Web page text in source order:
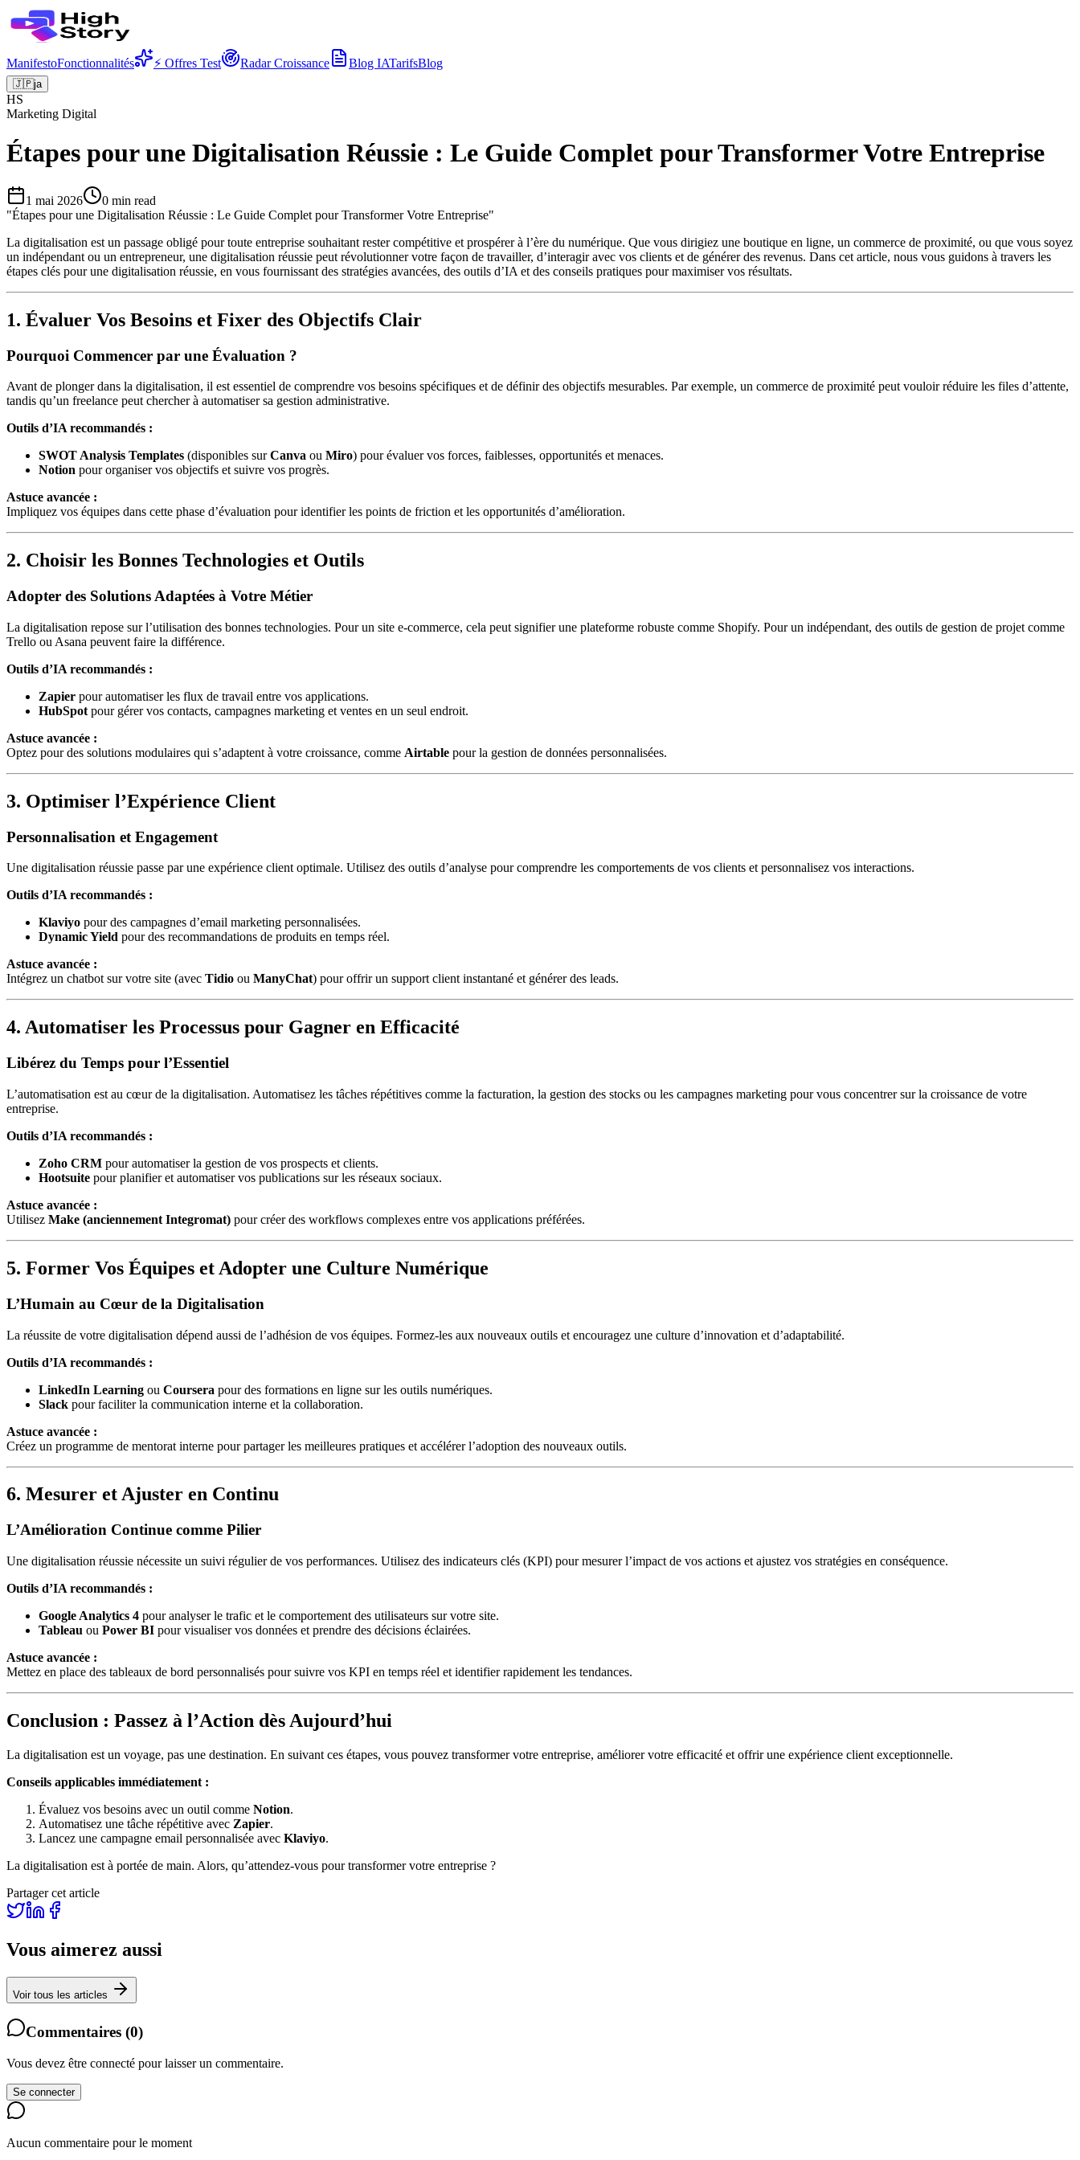
ManifestoFonctionnalités ⚡ Offres Test Radar Croissance Blog IATarifsBlog
🇯🇵ja
HS
Marketing Digital
Étapes pour une Digitalisation Réussie : Le Guide Complet pour Transformer Votre Entreprise
1 mai 2026 0 min read
"Étapes pour une Digitalisation Réussie : Le Guide Complet pour Transformer Votre Entreprise"
La digitalisation est un passage obligé pour toute entreprise souhaitant rester compétitive et prospérer à l’ère du numérique. Que vous dirigiez une boutique en ligne, un commerce de proximité, ou que vous soyez
un indépendant ou un entrepreneur, une digitalisation réussie peut révolutionner votre façon de travailler, d’interagir avec vos clients et de générer des revenus. Dans cet article, nous vous guidons à travers les
étapes clés pour une digitalisation réussie, en vous fournissant des stratégies avancées, des outils d’IA et des conseils pratiques pour maximiser vos résultats.
1. Évaluer Vos Besoins et Fixer des Objectifs Clair
Pourquoi Commencer par une Évaluation ?
Avant de plonger dans la digitalisation, il est essentiel de comprendre vos besoins spécifiques et de définir des objectifs mesurables. Par exemple, un commerce de proximité peut vouloir réduire les files d’attente,
tandis qu’un freelance peut chercher à automatiser sa gestion administrative.
Outils d’IA recommandés :
SWOT Analysis Templates (disponibles surCanva ou Miro) pour évaluer vos forces, faiblesses, opportunités et menaces.
Notion pour organiser vos objectifs et suivre vos progrès.
Astuce avancée :
Impliquez vos équipes dans cette phase d’évaluation pour identifier les points de friction et les opportunités d’amélioration.
2. Choisir les Bonnes Technologies et Outils
Adopter des Solutions Adaptées à Votre Métier
La digitalisation repose sur l’utilisation des bonnes technologies. Pour un site e-commerce, cela peut signifier une plateforme robuste comme Shopify. Pour un indépendant, des outils de gestion de projet comme
Trello ou Asana peuvent faire la différence.
Outils d’IA recommandés :
Zapier pour automatiser les flux de travail entre vos applications.
HubSpot pour gérer vos contacts, campagnes marketing et ventes en un seul endroit.
Astuce avancée :
Optez pour des solutions modulaires qui s’adaptent à votre croissance, comme Airtable pour la gestion de données personnalisées.
3. Optimiser l’Expérience Client
Personnalisation et Engagement
Une digitalisation réussie passe par une expérience client optimale. Utilisez des outils d’analyse pour comprendre les comportements de vos clients et personnalisez vos interactions.
Outils d’IA recommandés :
Klaviyo pour des campagnes d’email marketing personnalisées.
Dynamic Yield pour des recommandations de produits en temps réel.
Astuce avancée :
Intégrez un chatbot sur votre site (avec Tidio ou ManyChat) pour offrir un support client instantané et générer des leads.
4. Automatiser les Processus pour Gagner en Efficacité
Libérez du Temps pour l’Essentiel
L’automatisation est au cœur de la digitalisation. Automatisez les tâches répétitives comme la facturation, la gestion des stocks ou les campagnes marketing pour vous concentrer sur la croissance de votre
entreprise.
Outils d’IA recommandés :
Zoho CRM pour automatiser la gestion de vos prospects et clients.
Hootsuite pour planifier et automatiser vos publications sur les réseaux sociaux.
Astuce avancée :
Utilisez Make (anciennement Integromat) pour créer des workflows complexes entre vos applications préférées.
5. Former Vos Équipes et Adopter une Culture Numérique
L’Humain au Cœur de la Digitalisation
La réussite de votre digitalisation dépend aussi de l’adhésion de vos équipes. Formez-les aux nouveaux outils et encouragez une culture d’innovation et d’adaptabilité.
Outils d’IA recommandés :
LinkedIn Learning ou Coursera pour des formations en ligne sur les outils numériques.
Slack pour faciliter la communication interne et la collaboration.
Astuce avancée :
Créez un programme de mentorat interne pour partager les meilleures pratiques et accélérer l’adoption des nouveaux outils.
6. Mesurer et Ajuster en Continu
L’Amélioration Continue comme Pilier
Une digitalisation réussie nécessite un suivi régulier de vos performances. Utilisez des indicateurs clés (KPI) pour mesurer l’impact de vos actions et ajustez vos stratégies en conséquence.
Outils d’IA recommandés :
Google Analytics 4 pour analyser le trafic et le comportement des utilisateurs sur votre site.
Tableau ou Power BI pour visualiser vos données et prendre des décisions éclairées.
Astuce avancée :
Mettez en place des tableaux de bord personnalisés pour suivre vos KPI en temps réel et identifier rapidement les tendances.
Conclusion : Passez à l’Action dès Aujourd’hui
La digitalisation est un voyage, pas une destination. En suivant ces étapes, vous pouvez transformer votre entreprise, améliorer votre efficacité et offrir une expérience client exceptionnelle.
Conseils applicables immédiatement :
Évaluez vos besoins avec un outil comme Notion.
Automatisez une tâche répétitive avec Zapier.
Lancez une campagne email personnalisée avec Klaviyo.
La digitalisation est à portée de main. Alors, qu’attendez-vous pour transformer votre entreprise ?
Partager cet article
Vous aimerez aussi
Voir tous les articles
Commentaires (0)
Vous devez être connecté pour laisser un commentaire.
Se connecter
Aucun commentaire pour le moment